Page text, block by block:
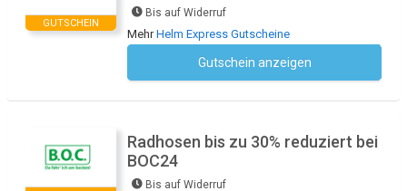
GUTSCHEIN
Bis auf Widerruf
MehrHelm Express Gutscheine
Gutschein anzeigen
Radhosen bis zu 30% reduziert bei
BOC24
Bis auf Widerruf